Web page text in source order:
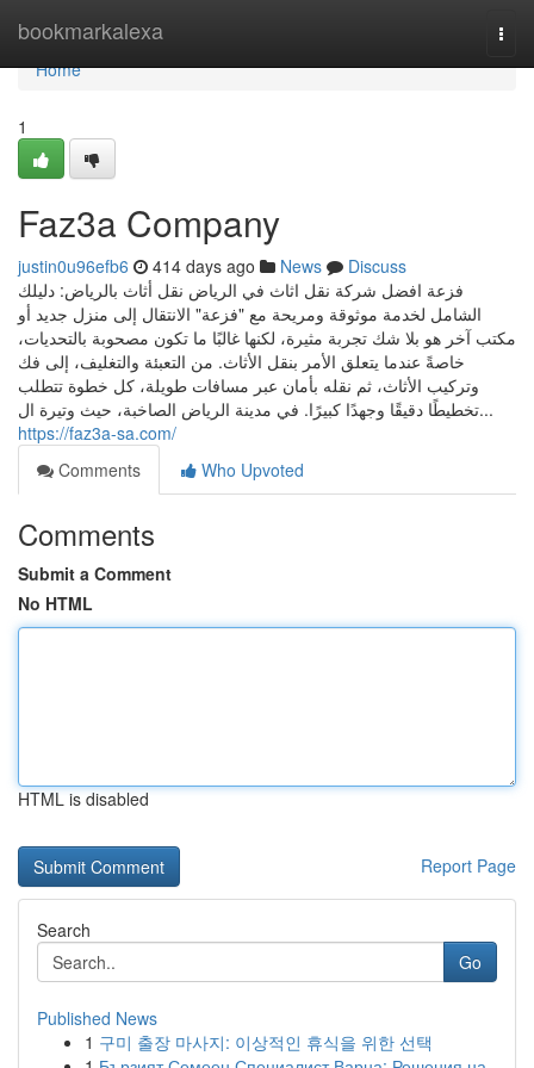
bookmarkalexa
Home
Home
1
Faz3a Company
justin0u96efb6 414 days ago News
Discuss
فزعة افضل شركة نقل اثاث في الرياض نقل أثاث بالرياض: دليلك
الشامل لخدمة موثوقة ومريحة مع "فزعة" الانتقال إلى منزل جديد أو
مكتب آخر هو بلا شك تجربة مثيرة، لكنها غالبًا ما تكون مصحوبة بالتحديات،
خاصةً عندما يتعلق الأمر بنقل الأثاث. من التعبئة والتغليف، إلى فك
وتركيب الأثاث، ثم نقله بأمان عبر مسافات طويلة، كل خطوة تتطلب
تخطيطًا دقيقًا وجهدًا كبيرًا. في مدينة الرياض الصاخبة، حيث وتيرة ال...
https://faz3a-sa.com/
Comments
Who Upvoted
Comments
Submit a Comment
No HTML
HTML is disabled
Report Page
Search
Go
Published News
1 구미 출장 마사지: 이상적인 휴식을 위한 선택